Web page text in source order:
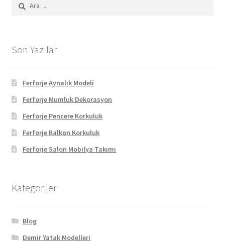
Son Yazılar
Ferforje Aynalık Modeli
Ferforje Mumluk Dekorasyon
Ferforje Pencere Korkuluk
Ferforje Balkon Korkuluk
Ferforje Salon Mobilya Takımı
Kategoriler
Blog
Demir Yatak Modelleri